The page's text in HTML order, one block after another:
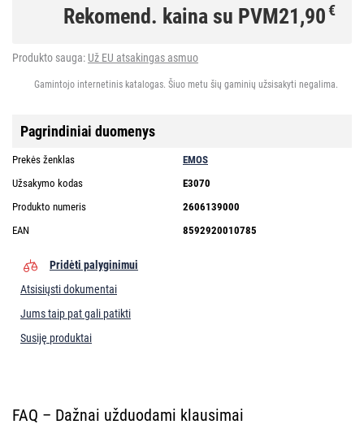
Rekomend. kaina su PVM21,90€
Produkto sauga: Už EU atsakingas asmuo
Gamintojo internetinis katalogas. Šiuo metu šių gaminių užsisakyti negalima.
Pagrindiniai duomenys
Prekės ženklas
EMOS
Užsakymo kodas
E3070
Produkto numeris
2606139000
EAN
8592920010785
Pridėti palyginimui
Atsisiųsti dokumentai
Jums taip pat gali patikti
Susiję produktai
FAQ – Dažnai užduodami klausimai